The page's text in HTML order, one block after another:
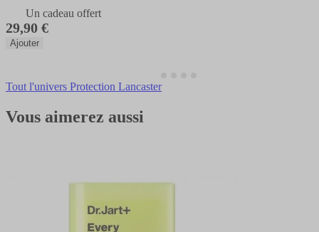
Un cadeau offert
29,90 €
Ajouter
Tout l'univers Protection Lancaster
Vous aimerez aussi